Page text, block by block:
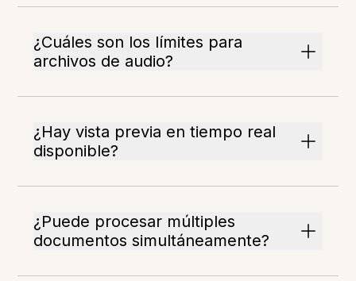
¿Cuáles son los límites para
archivos de audio?
¿Hay vista previa en tiempo real
disponible?
¿Puede procesar múltiples
documentos simultáneamente?